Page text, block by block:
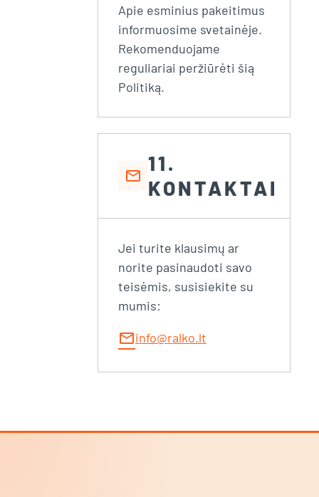
Apie esminius pakeitimus
informuosime svetainėje.
Rekomenduojame
reguliariai peržiūrėti šią
Politiką.
mail
11.
KONTAKTAI
Jei turite klausimų ar
norite pasinaudoti savo
teisėmis, susisiekite su
mumis:
mailinfo@ralko.lt